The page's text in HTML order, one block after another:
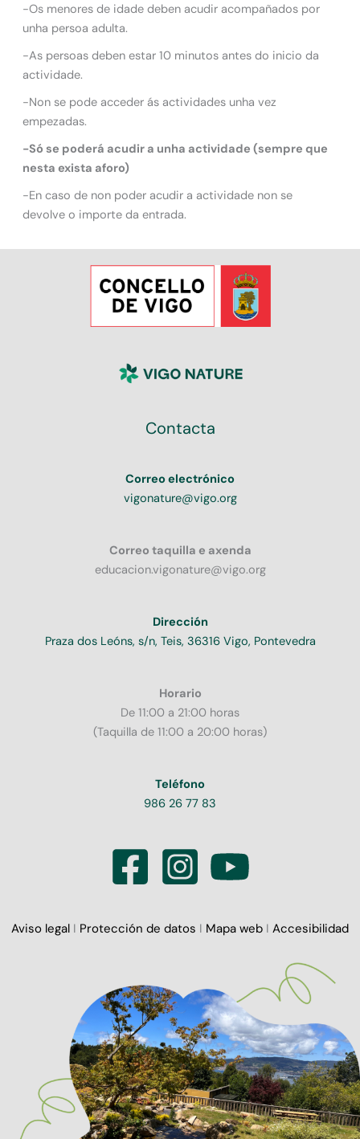
-Os menores de idade deben acudir acompañados por
unha persoa adulta.
-As persoas deben estar 10 minutos antes do inicio da
actividade.
-Non se pode acceder ás actividades unha vez
empezadas.
-Só se poderá acudir a unha actividade (sempre que
nesta exista aforo)
-En caso de non poder acudir a actividade non se
devolve o importe da entrada.
Contacta
Correo electrónico
vigonature@vigo.org
Correo taquilla e axenda
educacion.vigonature@vigo.org
Dirección
Praza dos Leóns, s/n, Teis, 36316 Vigo, Pontevedra
Horario
De 11:00 a 21:00 horas
(Taquilla de 11:00 a 20:00 horas)
Teléfono
986 26 77 83
Aviso legal I Protección de datos I Mapa web I Accesibilidad